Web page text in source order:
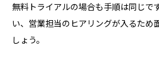
無料トライアルの場合も手順は同じで
い、営業担当のヒアリングが入るため
しょう。